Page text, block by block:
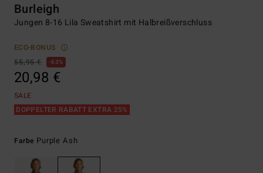
Burleigh
Jungen 8-16 Lila Sweatshirt mit Halbreißverschluss
ECO-BONUS
55,95 €
63%
20,98 €
SALE
DOPPELTER RABATT EXTRA 25%
Farbe Purple Ash